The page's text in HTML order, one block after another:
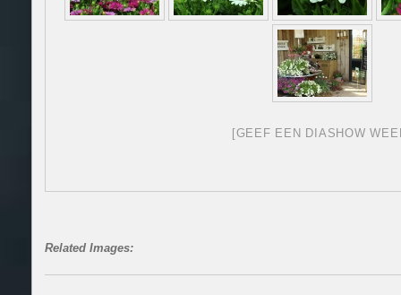
[GEEF EEN DIASHOW
Related Images: